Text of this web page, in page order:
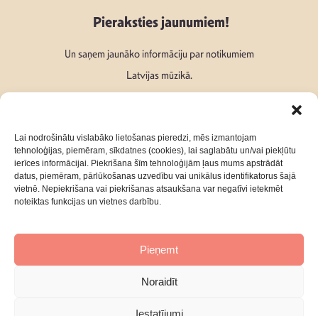
Lai nodrošinātu vislabāko lietošanas pieredzi, mēs izmantojam
tehnoloģijas, piemēram, sīkdatnes (cookies), lai saglabātu un/vai piekļūtu
ierīces informācijai. Piekrišana šīm tehnoloģijām ļaus mums apstrādāt
datus, piemēram, pārlūkošanas uzvedību vai unikālus identifikatorus šajā
vietnē. Nepiekrišana vai piekrišanas atsaukšana var negatīvi ietekmēt
noteiktas funkcijas un vietnes darbību.
Pieņemt
Noraidīt
Iestatījumi
Pieraksties jaunumiem!
Un saņem jaunāko informāciju par notikumiem
Latvijas mūzikā.
Seko mums:
Par mumsKontakti